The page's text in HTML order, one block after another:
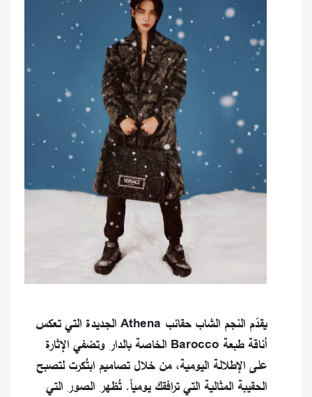
يقدّم النجم الشاب حقائب Athena الجديدة التي تعكس
أناقة طبعة Barocco الخاصة بالدار وتضفي الإثارة
على الإطلالة اليومية، من خلال تصاميم ابتُكرت لتصبح
الحقيبة المثالية التي ترافقك يومياً. تُظهر الصور التي